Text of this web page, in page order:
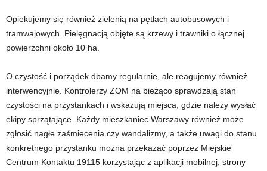
Opiekujemy się również zielenią na pętlach autobusowych i
tramwajowych. Pielęgnacją objęte są krzewy i trawniki o łącznej
powierzchni około 10 ha.
O czystość i porządek dbamy regularnie, ale reagujemy również
interwencyjnie. Kontrolerzy ZOM na bieżąco sprawdzają stan
czystości na przystankach i wskazują miejsca, gdzie należy wysłać
ekipy sprzątające. Każdy mieszkaniec Warszawy również może
zgłosić nagłe zaśmiecenia czy wandalizmy, a także uwagi do stanu
konkretnego przystanku można przekazać poprzez Miejskie
Centrum Kontaktu 19115 korzystając z aplikacji mobilnej, strony